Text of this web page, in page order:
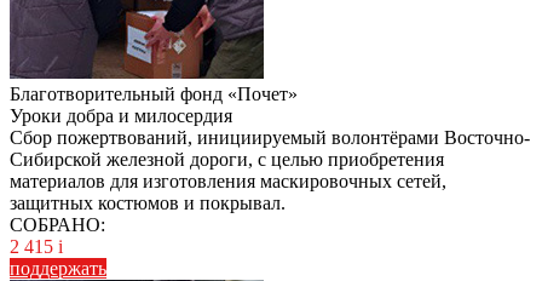
Благотворительный фонд «Почет»
Уроки добра и милосердия
Сбор пожертвований, инициируемый волонтёрами Восточно-
Сибирской железной дороги, с целью приобретения
материалов для изготовления маскировочных сетей,
защитных костюмов и покрывал.
СОБРАНО:
2 415 i
поддержать